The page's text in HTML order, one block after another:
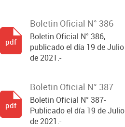
Boletin Oficial N° 386
Boletin Oficial N° 386,
publicado el día 19 de Julio
de 2021.-
pdf
Boletin Oficial N° 387
Boletin Oficial N° 387-
Publicado el día 19 de Julio
de 2021.-
pdf